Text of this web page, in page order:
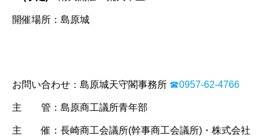
開催場所：島原城
お問い合わせ：島原城天守閣事務所 ☎︎0957-62-4766
主 管：島原商工議所青年部
主 催：長崎商工会議所(幹事商工会議所)・株式会社